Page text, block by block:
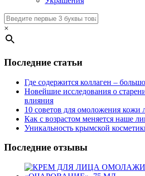
×
Последние статьи
Где содержится коллаген –
Новейшие исследования о
влияния
10 советов для омоложения кожи
Как с возрастом меняется наше
Уникальность крымской
Последние отзывы